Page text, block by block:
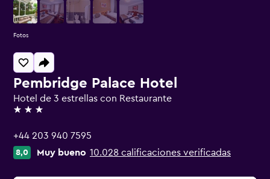
Pembridge Palace Hotel
Hotel de 3 estrellas con Restaurante
3 estrellas
+44 203 940 7595
8,0 Muy bueno 10.028 calificaciones verificadas
Fotos